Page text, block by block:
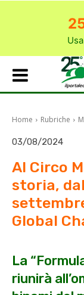
Home Rubriche
03/08/2024
Al Circo
storia,
Global
La
riunirà